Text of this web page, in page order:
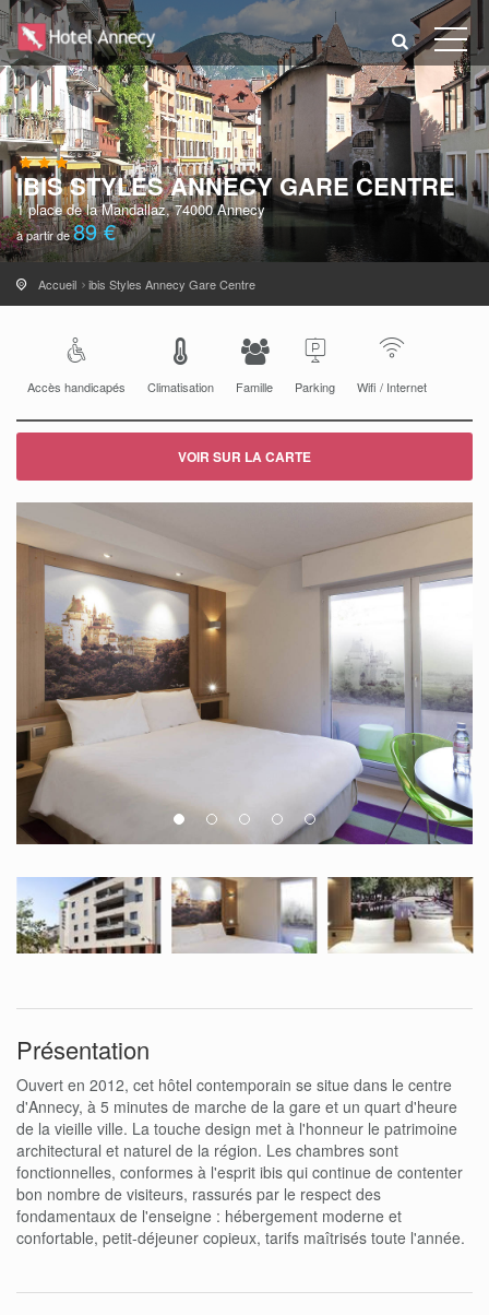
IBIS STYLES ANNECY GARE CENTRE
1 place de la Mandallaz, 74000 Annecy
à partir de89 €
Accueil ibis Styles Annecy Gare Centre
Accès handicapés Climatisation Famille Parking Wifi / Internet
VOIR SUR LA CARTE
Présentation
Ouvert en 2012, cet hôtel contemporain se situe dans le centre
d'Annecy, à 5 minutes de marche de la gare et un quart d'heure
de la vieille ville. La touche design met à l'honneur le patrimoine
architectural et naturel de la région. Les chambres sont
fonctionnelles, conformes à l'esprit ibis qui continue de contenter
bon nombre de visiteurs, rassurés par le respect des
fondamentaux de l'enseigne : hébergement moderne et
confortable, petit-déjeuner copieux, tarifs maîtrisés toute l'année.